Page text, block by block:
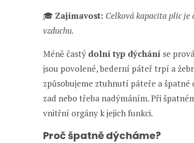
🎓 Zajímavost: Celková kapacita plic
vzduchu.
Méně častý dolní typ dýchání se
jsou povolené, bederní páteř trpí a
způsobujeme ztuhnutí páteře a
zad nebo třeba nadýmáním. Při
vnitřní orgány k jejich funkci.
Proč špatně dýcháme?